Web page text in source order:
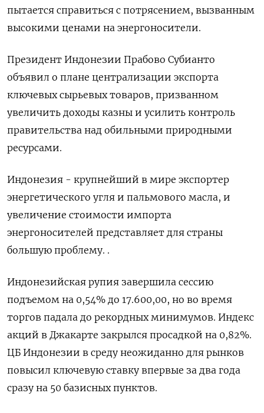
пытается ‌справиться с потрясением, вызванным
высокими ценами на энергоносители.
Президент Индонезии Прабово Субианто
объявил о плане централизации экспорта
ключевых сырьевых товаров, призванном
увеличить доходы казны и усилить контроль
правительства над обильными природными
ресурсами.
Индонезия - крупнейший в мире экспортер ​
энергетического угля и пальмового масла, и ​
увеличение стоимости импорта
энергоносителей представляет ​для страны
большую ⁠проблему. .
Индонезийская рупия завершила сессию
подъемом на 0,54% до 17.600,00, но во ‌время
торгов падала до рекордных минимумов. Индекс
акций ‌в Джакарте закрылся просадкой на 0,82%.
ЦБ Индонезии в среду неожиданно для рынков
повысил ключевую ставку впервые за ​два года
сразу на 50 базисных пунктов.